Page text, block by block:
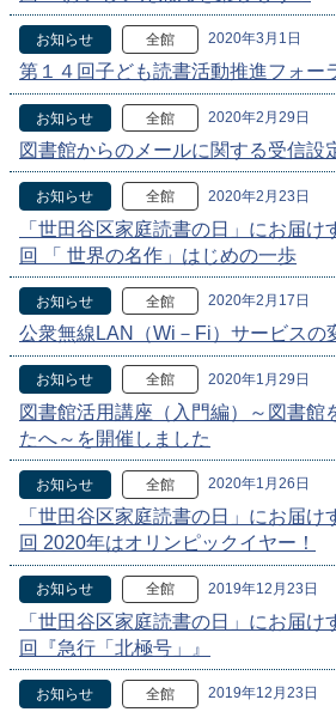
お知らせ 全館 2020年3月1日
第１４回子ども読書活動推進フォー
お知らせ 全館 2020年2月29日
図書館からのメールに関する受信設
お知らせ 全館 2020年2月23日
「世田谷区家庭読書の日」にお届
回 「 世界の名作」はじめの一歩
お知らせ 全館 2020年2月17日
公衆無線LAN（Wi－Fi）サービスの
お知らせ 全館 2020年1月29日
図書館活用講座（入門編）～図書館
たへ～を開催しました
お知らせ 全館 2020年1月26日
「世田谷区家庭読書の日」にお届
回 2020年はオリンピックイヤー！
お知らせ 全館 2019年12月23日
「世田谷区家庭読書の日」にお届
回『急行「北極号」』
お知らせ 全館 2019年12月23日